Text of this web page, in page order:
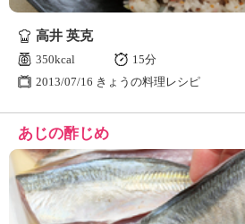
高井 英克
350kcal
15分
2013/07/16 きょうの料理レシピ
あじの酢じめ